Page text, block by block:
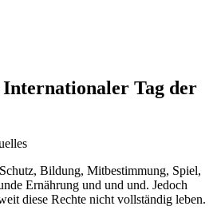
Internationaler Tag der
Bildung, Mitbestimmung, Spiel,
Ernährung und und und. Jedoch
diese Rechte nicht vollständig leben.